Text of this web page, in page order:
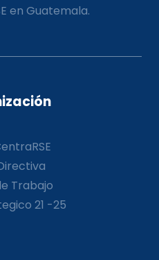
en Guatemala.
Trabajo
21 -25